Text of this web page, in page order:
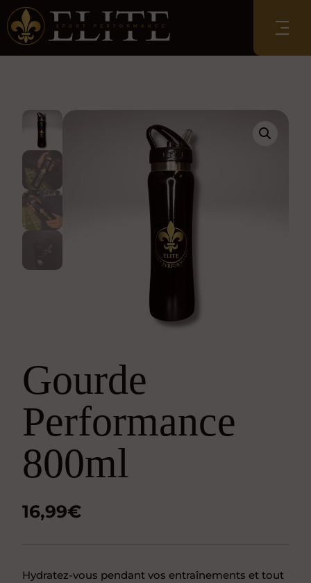
Accueil/Accessoires et
équipement
/ Gourde Performance
800ml
Gourde
Performance
800ml
16,99€
Hydratez-vous pendant vos entraînements et tout